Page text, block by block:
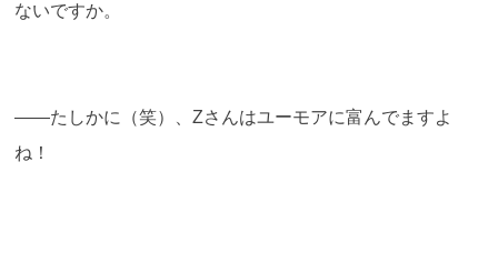
ないですか。
――たしかに（笑）、Zさんはユーモアに富んでますよ
ね！